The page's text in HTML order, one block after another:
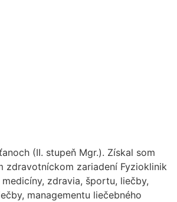
(II. stupeň Mgr.). Získal som
zdravotníckom zariadení Fyzioklinik
zdravia, športu, liečby,
managementu liečebného